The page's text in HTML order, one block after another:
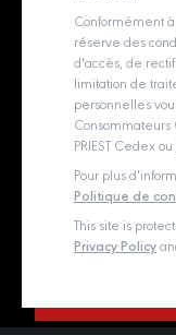
Conformément
réserve des
d'accès, de
limitation de
personnelles
Consommateurs
PRIEST Cedex ou
Pour plus
Politique de
This site is
Privacy Policy